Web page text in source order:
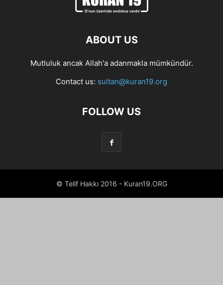
ABOUT US
Mutluluk ancak Allah'a adanmakla mümkündür.
Contact us: sultan@kuran19.org
FOLLOW US
© Telif Hakkı 2016 - Kuran19.ORG